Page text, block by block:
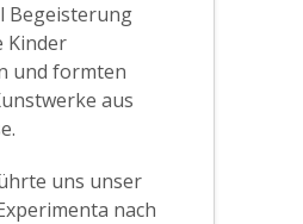
Begeisterung
Kinder
und formten
aus
uns unser
nach